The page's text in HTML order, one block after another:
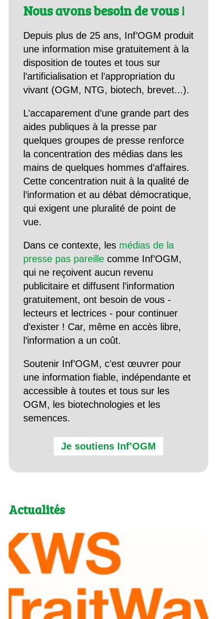
Nous avons besoin de vous !
Depuis plus de 25 ans, Inf’OGM produit
une information mise gratuitement à la
disposition de toutes et tous sur
l’artificialisation et l’appropriation du
vivant (OGM, NTG, biotech, brevet...).
L’accaparement d’une grande part des
aides publiques à la presse par
quelques groupes de presse renforce
la concentration des médias dans les
mains de quelques hommes d’affaires.
Cette concentration nuit à la qualité de
l’information et au débat démocratique,
qui exigent une pluralité de point de
vue.
Dans ce contexte, les médias de la
presse pas pareillecomme Inf’OGM,
qui ne reçoivent aucun revenu
publicitaire et diffusent l’information
gratuitement, ont besoin de vous -
lecteurs et lectrices - pour continuer
d’exister ! Car, même en accès libre,
l’information a un coût.
Soutenir Inf’OGM, c’est œuvrer pour
une information fiable, indépendante et
accessible à toutes et tous sur les
OGM, les biotechnologies et les
semences.
Je soutiens Inf’OGM
Actualités